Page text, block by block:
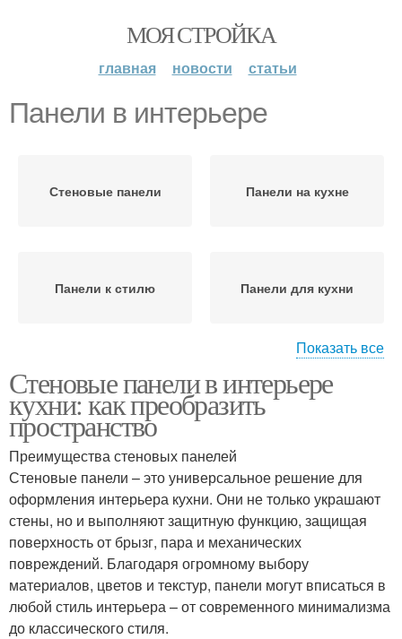
МОЯ СТРОЙКА
главная новости статьи
Панели в интерьере
Стеновые панели Панели на кухне
Панели к стилю Панели для кухни
Панели в зависимости Панели по сравнению
Уход за стеновыми
панелями
Показать все
Стеновые панели в интерьере
кухни: как преобразить
пространство
Преимущества стеновых панелей
Стеновые панели – это универсальное решение для
оформления интерьера кухни. Они не только украшают
стены, но и выполняют защитную функцию, защищая
поверхность от брызг, пара и механических
повреждений. Благодаря огромному выбору
материалов, цветов и текстур, панели могут вписаться в
любой стиль интерьера – от современного минимализма
до классического стиля.